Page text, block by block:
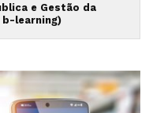
e Gestão da
b-learning)